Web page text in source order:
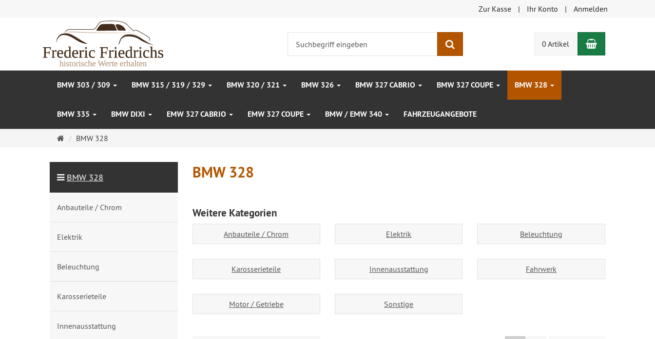
Zur Kasse Ihr Konto Anmelden
0 Artikel Warenkorb
BMW 303 / 309 BMW 315 / 319 / 329 BMW 320 / 321 BMW 326 BMW 327 CABRIO BMW 327 COUPE BMW 328
BMW 335 BMW DIXI EMW 327 CABRIO EMW 327 COUPE BMW / EMW 340 FAHRZEUGANGEBOTE
Startseite
BMW 328
BMW 328
Weitere Kategorien
Anbauteile / Chrom Elektrik Beleuchtung
Karosserieteile Innenausstattung Fahrwerk
Motor / Getriebe Sonstige
BMW 328
Anbauteile / Chrom
Elektrik
Beleuchtung
Karosserieteile
Innenausstattung